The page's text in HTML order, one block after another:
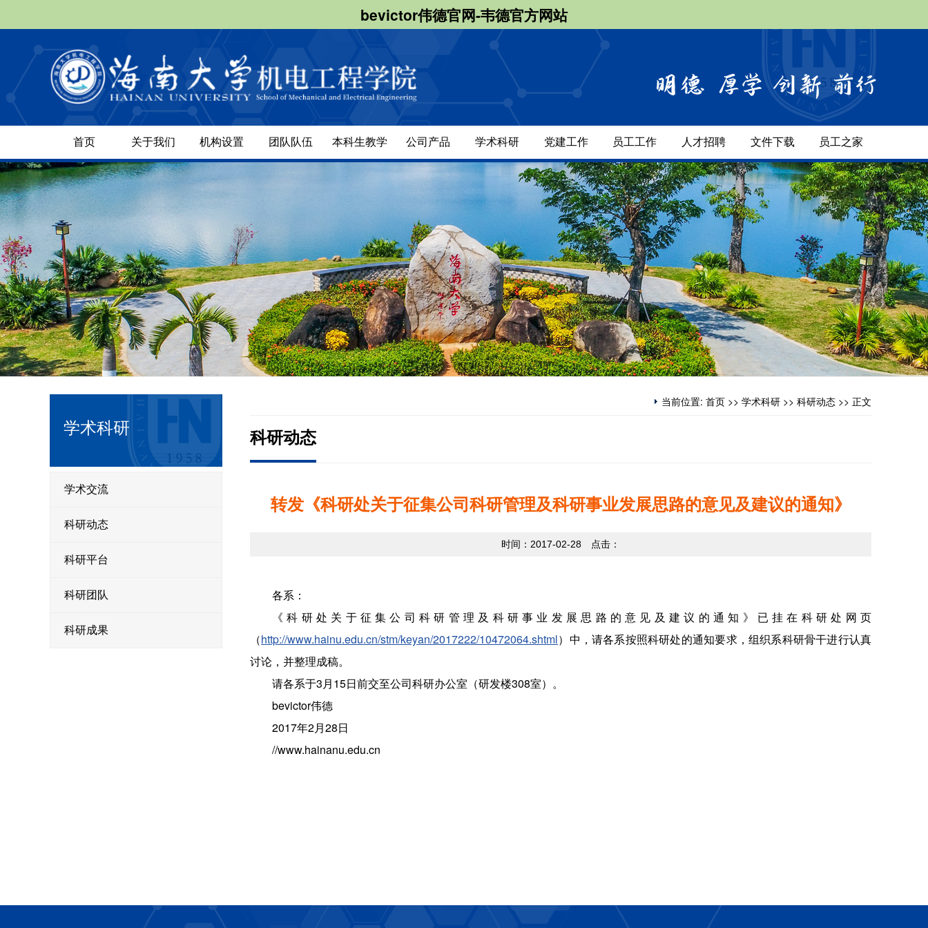
bevictor伟德官网-韦德官方网站
首页 关于我们 机构设置 团队队伍 本科生教学 公司产品 学术科研 党建工作 员工工作 人才招聘 文件下载 员工之家
学术科研
学术交流
科研动态
科研平台
科研团队
科研成果
当前位置: 首页 >> 学术科研 >> 科研动态 >> 正文
科研动态
转发《科研处关于征集公司科研管理及科研事业发展思路的意见及建议的通知》
时间：2017-02-28 点击：
各系：
《科研处关于征集公司科研管理及科研事业发展思路的意见及建议的通知》已挂在科研处网页
（http://www.hainu.edu.cn/stm/keyan/2017222/10472064.shtml）中，请各系按照科研处的通知要求，组织系科研骨干进行认真
讨论，并整理成稿。
请各系于3月15日前交至公司科研办公室（研发楼308室）。
bevictor伟德
2017年2月28日
//www.hainanu.edu.cn